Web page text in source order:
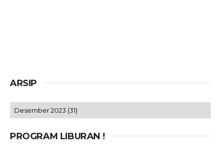
ARSIP
PROGRAM LIBURAN !